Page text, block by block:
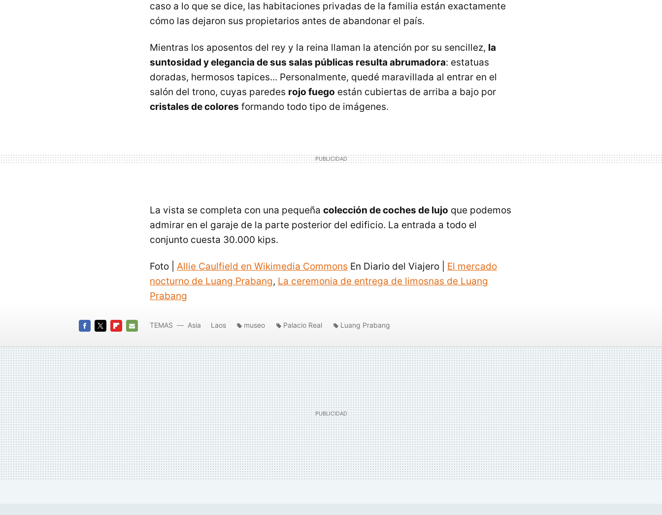
caso a lo que se dice, las habitaciones privadas de la familia están exactamente
cómo las dejaron sus propietarios antes de abandonar el país.
Mientras los aposentos del rey y la reina llaman la atención por su sencillez, la
suntosidad y elegancia de sus salas públicas resulta abrumadora: estatuas
doradas, hermosos tapices... Personalmente, quedé maravillada al entrar en el
salón del trono, cuyas paredes rojo fuego están cubiertas de arriba a bajo por
cristales de colores formando todo tipo de imágenes.
La vista se completa con una pequeña colección de coches de lujo que podemos
admirar en el garaje de la parte posterior del edificio. La entrada a todo el
conjunto cuesta 30.000 kips.
Foto | Allie Caulfield en Wikimedia Commons En Diario del Viajero | El mercado
nocturno de Luang Prabang, La ceremonia de entrega de limosnas de Luang
Prabang
MAIL
TEMAS Asia Laos museo Palacio Real Luang Prabang